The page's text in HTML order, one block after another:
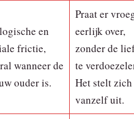
en
frictie,
wanneer de
ouder is.
Praat er
eerlijk over,
zonder de
te
Het stelt
vanzelf uit.